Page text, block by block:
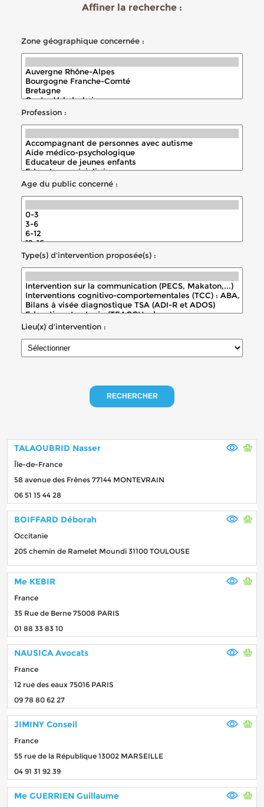
Affiner la recherche :
Zone géographique concernée :
Profession :
Age du public concerné :
Type(s) d'intervention proposée(s) :
Lieu(x) d'intervention :
RECHERCHER
TALAOUBRID Nasser
Île-de-France
58 avenue des Frênes 77144 MONTEVRAIN
06 51 15 44 28
BOIFFARD Déborah
Occitanie
205 chemin de Ramelet Moundi 31100 TOULOUSE
Me KEBIR
France
35 Rue de Berne 75008 PARIS
01 88 33 83 10
NAUSICA Avocats
France
12 rue des eaux 75016 PARIS
09 78 80 62 27
JIMINY Conseil
France
55 rue de la République 13002 MARSEILLE
04 91 31 92 39
Me GUERRIEN Guillaume